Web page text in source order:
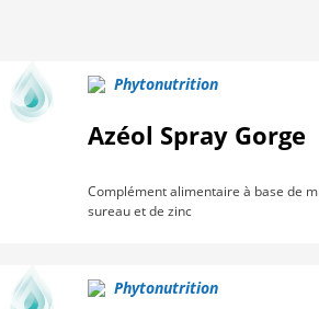
Phytonutrition
Azéol Spray Gorge
Complément alimentaire à base de
sureau et de zinc
Phytonutrition